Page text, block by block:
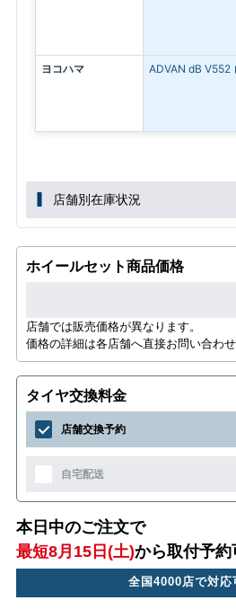
ヨコハマ ADVAN dB V552
店舗別在庫状況
ホイールセット商品価格
店舗では販売価格が異なります。
価格の詳細は各店舗へ直接お問い合わせ
タイヤ交換料金
店舗交換予約
自宅配送
本日中のご注文で
最短8月15日(土)から取付予約
全国4000店で対応